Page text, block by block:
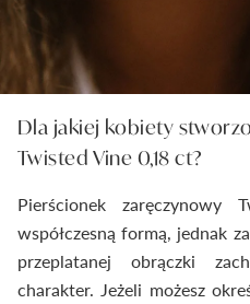
Dla jakiej kobiety
Twisted Vine 0,18 ct?
Pierścionek zaręczynowy
współczesną formą, jednak
przeplatanej obrączki
charakter. Jeżeli możesz